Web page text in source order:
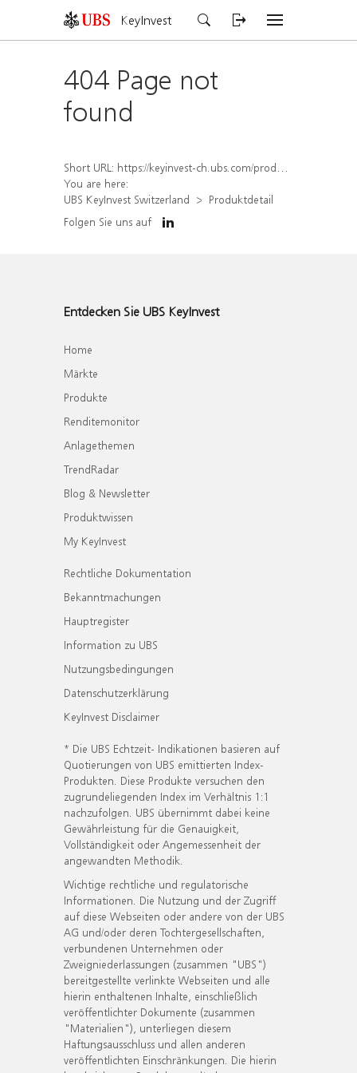
KeyInvest
404 Page not
found
Short URL: https://keyinvest-ch.ubs.com/produkt/detail/index/isin/CH1564666738
You are here:
UBS KeyInvest Switzerland
Produktdetail
Folgen Sie uns auf
Entdecken Sie UBS KeyInvest
Home
Märkte
Produkte
Renditemonitor
Anlagethemen
TrendRadar
Blog & Newsletter
Produktwissen
My KeyInvest
Rechtliche Dokumentation
Bekanntmachungen
Hauptregister
Information zu UBS
Nutzungsbedingungen
Datenschutzerklärung
KeyInvest Disclaimer
* Die UBS Echtzeit- Indikationen basieren auf
Quotierungen von UBS emittierten Index-
Produkten. Diese Produkte versuchen den
zugrundeliegenden Index im Verhältnis 1:1
nachzufolgen. UBS übernimmt dabei keine
Gewährleistung für die Genauigkeit,
Vollständigkeit oder Angemessenheit der
angewandten Methodik.
Wichtige rechtliche und regulatorische
Informationen. Die Nutzung und der Zugriff
auf diese Webseiten oder andere von der UBS
AG und/oder deren Tochtergesellschaften,
verbundenen Unternehmen oder
Zweigniederlassungen (zusammen "UBS")
bereitgestellte verlinkte Webseiten und alle
hierin enthaltenen Inhalte, einschließlich
veröffentlichter Dokumente (zusammen
"Materialien"), unterliegen diesem
Haftungsausschluss und allen anderen
veröffentlichten Einschränkungen. Die hierin